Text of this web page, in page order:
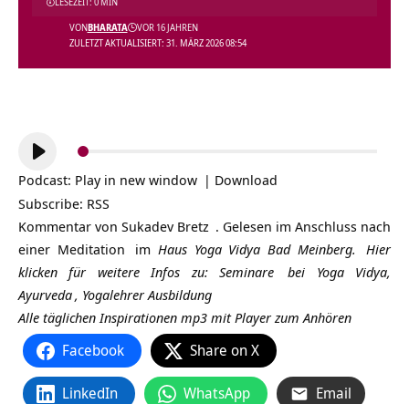
ZULETZT AKTUALISIERT: 31. MÄRZ 2026 08:54
VONBHARATA VOR 16 JAHREN
Audio-
Player
Podcast: Play in new window | Download
Subscribe: RSS
Kommentar von Sukadev Bretz . Gelesen im Anschluss nach
einer Meditation im Haus Yoga Vidya Bad Meinberg.
Hier
klicken für weitere Infos zu: Seminare
bei Yoga Vidya,
Ayurveda, Yogalehrer Ausbildung
Alle täglichen Inspirationen mp3 mit Player zum Anhören
Facebook Share on X
LinkedIn WhatsApp Email